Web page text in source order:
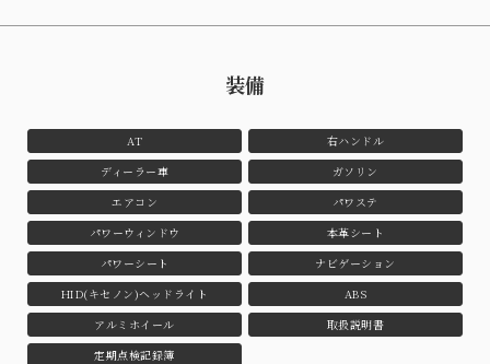
装備
AT
右ハンドル
ディーラー車
ガソリン
エアコン
パワステ
パワーウィンドウ
本革シート
パワーシート
ナビゲーション
HID(キセノン)ヘッドライト
ABS
アルミホイール
取扱説明書
定期点検記録簿